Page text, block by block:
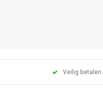
Veilig betalen